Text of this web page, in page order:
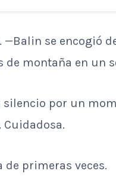
—Balin se encogió
de montaña en un
por un
Cuidadosa.
primeras veces.